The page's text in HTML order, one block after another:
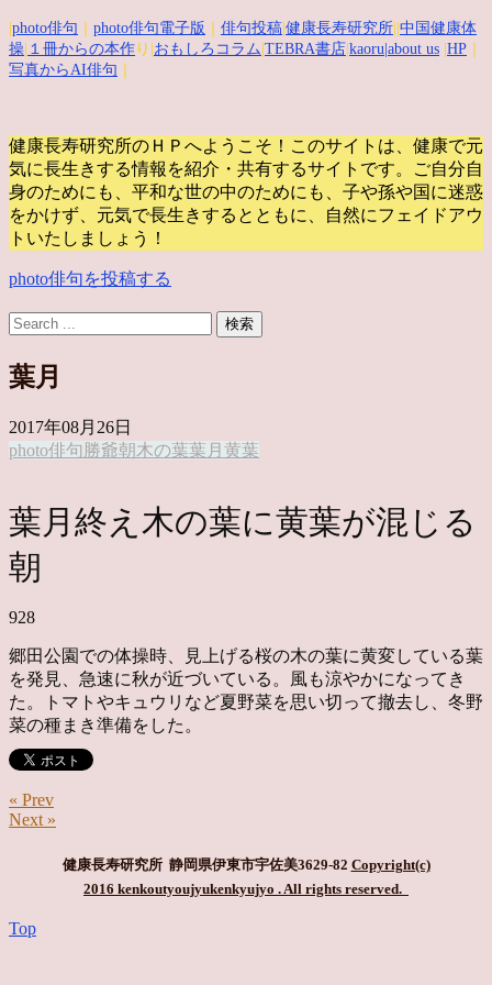
photo俳句 photo俳句電子版 俳句投稿 健康長寿研究所 中国健康体
操 １冊からの本作 り| おもしろコラム TEBRA書店 kaoru |about us HP
写真からAI俳句
健康長寿研究所のＨＰへようこそ！このサイトは、健康で元
気に長生きする情報を紹介・共有するサイトです。
ご自分自
身のためにも、平和な世の中のためにも、子や孫や国に迷惑
をかけず、元気で長生きするとともに、自然にフェイドアウ
トいたしましょう！
photo俳句を投稿する
葉月
2017年08月26日
photo俳句 勝爺朝木の葉葉月 黄葉
葉月終え木の葉に黄葉が混じる
朝
928
郷田公園での体操時、見上げる桜の木の葉に黄変している葉
を発見、急速に秋が近づいている。風も涼やかになってき
た。トマトやキュウリなど夏野菜を思い切って撤去し、冬野
菜の種まき準備をした。
« Prev
Next »
健康長寿研究所 静岡県伊東市宇佐美3629-82 Copyright(c)
2016 kenkoutyoujyukenkyujyo . All rights reserved.
Top